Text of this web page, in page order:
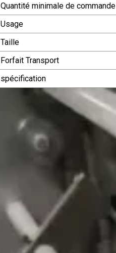
Quantité minimale de commande
Usage
Taille
Forfait Transport
spécification